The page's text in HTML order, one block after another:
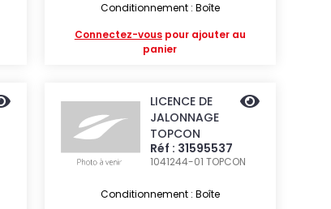
Conditionnement : Boîte
Connectez-vouspour ajouter au
panier
LICENCE DE
JALONNAGE
TOPCON
Réf : 31595537
1041244-01 TOPCON
Conditionnement : Boîte